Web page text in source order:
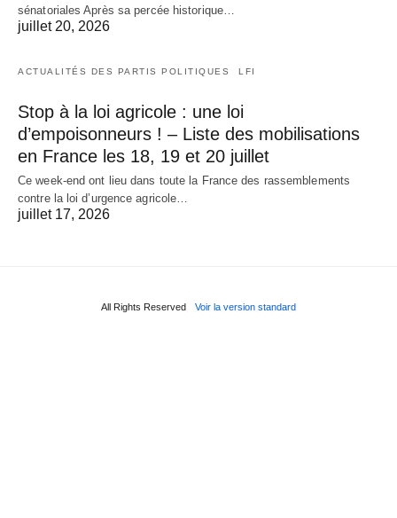
sénatoriales Après sa percée historique…
juillet 20, 2026
ACTUALITÉS DES PARTIS POLITIQUES LFI
Stop à la loi agricole : une loi
d’empoisonneurs ! – Liste des mobilisations
en France les 18, 19 et 20 juillet
Ce week-end ont lieu dans toute la France des rassemblements
contre la loi d’urgence agricole…
juillet 17, 2026
All Rights Reserved Voir la version standard